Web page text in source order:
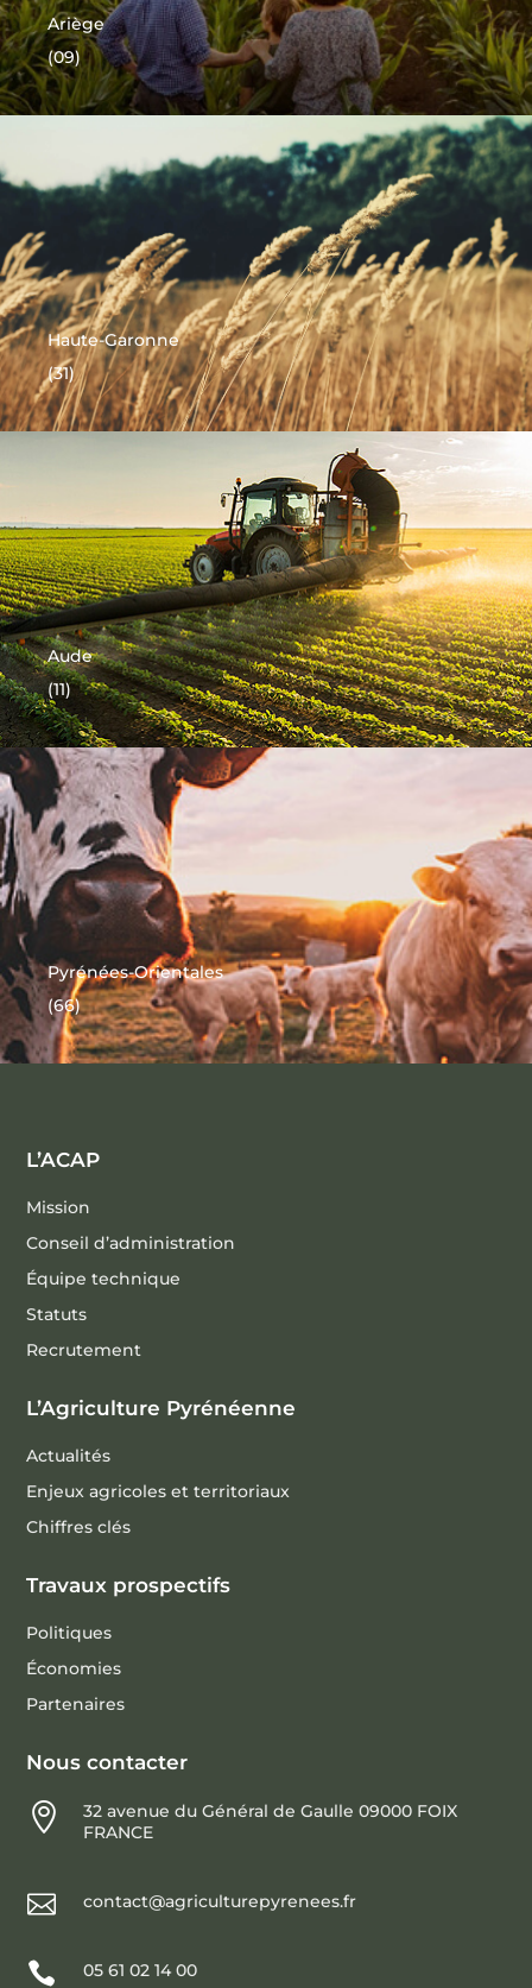
Ariège
(09)
Haute-Garonne
(31)
Aude
(11)
Pyrénées-Orientales
(66)
L’ACAP
Mission
Conseil d’administration
Équipe technique
Statuts
Recrutement
L’Agriculture Pyrénéenne
Actualités
Enjeux agricoles et territoriaux
Chiffres clés
Travaux prospectifs
Politiques
Économies
Partenaires
Nous contacter

32 avenue du Général de Gaulle 09000 FOIX
FRANCE
 contact@agriculturepyrenees.fr
 05 61 02 14 00